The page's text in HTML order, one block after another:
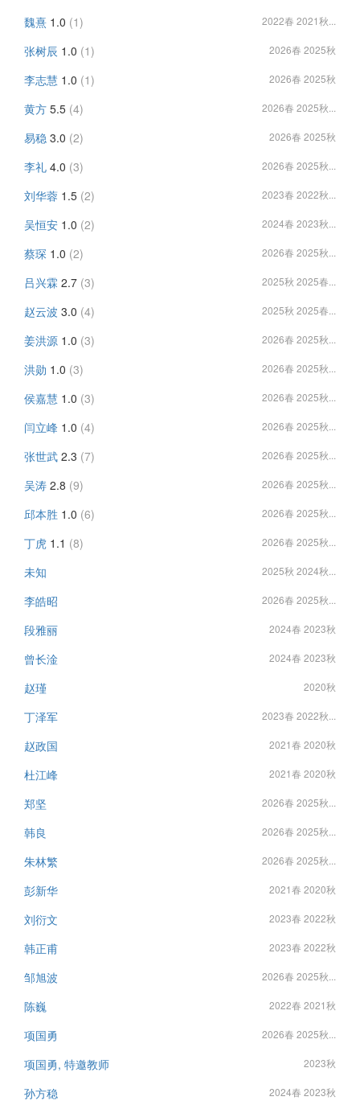
魏熹 1.0 (1) 2022春 2021秋...
张树辰 1.0 (1) 2026春 2025秋
李志慧 1.0 (1) 2026春 2025秋
黄方 5.5 (4) 2026春 2025秋...
易稳 3.0 (2) 2026春 2025秋
李礼 4.0 (3) 2026春 2025秋...
刘华蓉 1.5 (2) 2023春 2022秋...
吴恒安 1.0 (2) 2024春 2023秋...
蔡琛 1.0 (2) 2026春 2025秋...
吕兴霖 2.7 (3) 2025秋 2025春...
赵云波 3.0 (4) 2025秋 2025春...
姜洪源 1.0 (3) 2026春 2025秋...
洪勋 1.0 (3) 2026春 2025秋...
侯嘉慧 1.0 (3) 2026春 2025秋...
闫立峰 1.0 (4) 2026春 2025秋...
张世武 2.3 (7) 2026春 2025秋...
吴涛 2.8 (9) 2026春 2025秋...
邱本胜 1.0 (6) 2026春 2025秋...
丁虎 1.1 (8) 2026春 2025秋...
未知 2025秋 2024秋...
李皓昭 2026春 2025秋...
段雅丽 2024春 2023秋
曾长淦 2024春 2023秋
赵瑾 2020秋
丁泽军 2023春 2022秋...
赵政国 2021春 2020秋
杜江峰 2021春 2020秋
郑坚 2026春 2025秋...
韩良 2026春 2025秋...
朱林繁 2026春 2025秋...
彭新华 2021春 2020秋
刘衍文 2023春 2022秋
韩正甫 2023春 2022秋
邹旭波 2026春 2025秋...
陈巍 2022春 2021秋
项国勇 2026春 2025秋...
项国勇, 特邀教师 2023秋
孙方稳 2024春 2023秋